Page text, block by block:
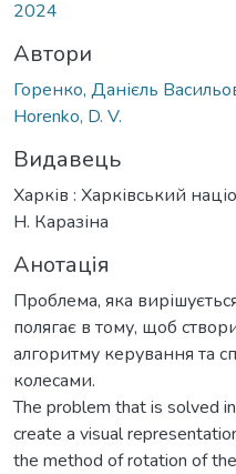
2024
Автори
Горенко, Данієль
Horenko, D. V.
Видавець
Харків : Харківський
Н. Каразіна
Анотація
Проблема, яка
полягає в тому, щоб
алгоритму керування та
колесами.
The problem that is solved
create a visual
the method of rotation of